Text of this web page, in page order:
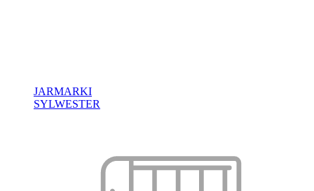
JARMARKI
SYLWESTER